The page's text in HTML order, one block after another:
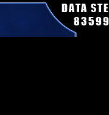
Caramon ringraziò
suo alloggio, afferrò la
postazione di
Appena materializzatosi
DATA